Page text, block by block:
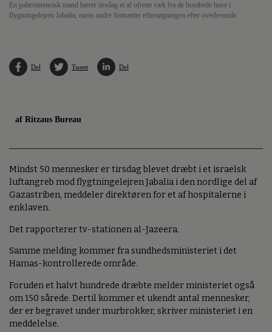
En palæstinensisk mand bærer tirsdag et af ofrene væk fra de bombede huse i
flygtningelejren Jabalia, mens andre fortsætter eftersøgningen efter overlevende.
Del Tweet Del
af Ritzaus Bureau
Mindst 50 mennesker er tirsdag blevet dræbt i et israelsk
luftangreb mod flygtningelejren Jabalia i den nordlige del af
Gazastriben, meddeler direktøren for et af hospitalerne i
enklaven.
Det rapporterer tv-stationen al-Jazeera.
Samme melding kommer fra sundhedsministeriet i det
Hamas-kontrollerede område.
Foruden et halvt hundrede dræbte melder ministeriet også
om 150 sårede. Dertil kommer et ukendt antal mennesker,
der er begravet under murbrokker, skriver ministeriet i en
meddelelse.